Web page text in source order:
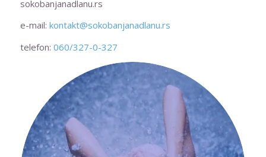
sokobanjanadlanu.rs
e-mail: kontakt@sokobanjanadlanu.rs
telefon: 060/327-0-327